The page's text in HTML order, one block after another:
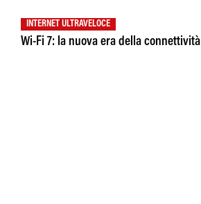
INTERNET ULTRAVELOCE
Wi-Fi 7: la nuova era della connettività